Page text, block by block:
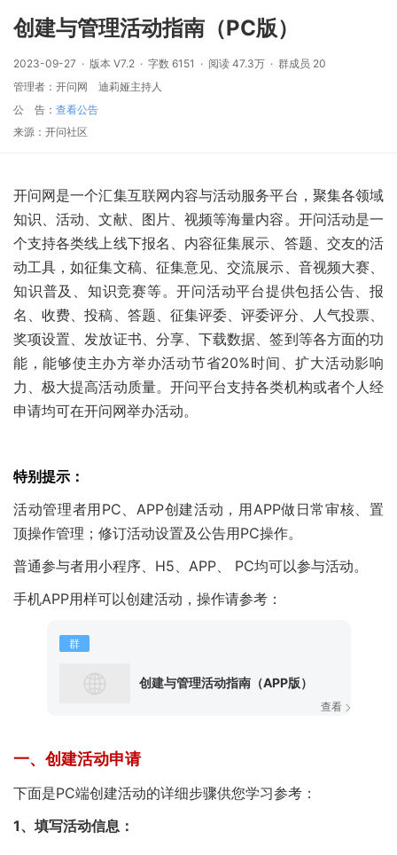
创建与管理活动指南（PC版）
2023-09-27 版本 V7.2 字数 6151 阅读 47.3万 群成员 20
管理者： 开问网
迪莉娅主持人
公
告： 查看公告
来源：开问社区
开问网是一个汇集互联网内容与活动服务平台，聚集各领域
知识、活动、文献、图片、视频等海量内容。开问活动是一
个支持各类线上线下报名、内容征集展示、答题、交友的活
动工具，如征集文稿、征集意见、交流展示、音视频大赛、
知识普及、知识竞赛等。开问活动平台提供包括公告、报
名、收费、投稿、答题、征集评委、评委评分、人气投票、
奖项设置、发放证书、分享、下载数据、签到等各方面的功
能，能够使主办方举办活动节省20%时间、扩大活动影响
力、极大提高活动质量。开问平台支持各类机构或者个人经
申请均可在开问网举办活动。
特别提示 ：
活动管理者用PC、APP创建活动，用APP做日常审核、置
顶操作管理；修订活动设置及公告用PC操作。
普通参与者用小程序、H5、APP、 PC均可以参与活动。
手机APP用样可以创建活动，操作请参考：
群
查看
创建与管理活动指南（APP版）
一、创建活动申请
下面是PC端创建活动的详细步骤供您学习参考：
1、填写活动信息：